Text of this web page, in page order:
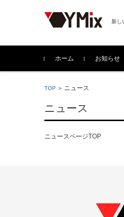
新し
コンテンツに移動
ホーム
お知らせ
TOP > ニュース
ニュース
ニュースページTOP